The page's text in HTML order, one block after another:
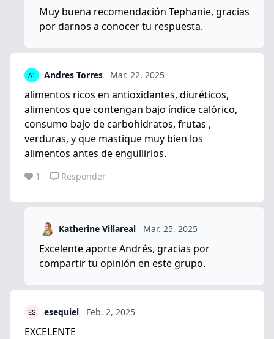
Muy buena recomendación Tephanie, gracias
por darnos a conocer tu respuesta.
Andres Torres Mar. 22, 2025
alimentos ricos en antioxidantes, diuréticos,
alimentos que contengan bajo índice calórico,
consumo bajo de carbohidratos, frutas ,
verduras, y que mastique muy bien los
alimentos antes de engullirlos.
1 Responder
Katherine Villareal Mar. 25, 2025
Excelente aporte Andrés, gracias por
compartir tu opinión en este grupo.
esequiel Feb. 2, 2025
EXCELENTE